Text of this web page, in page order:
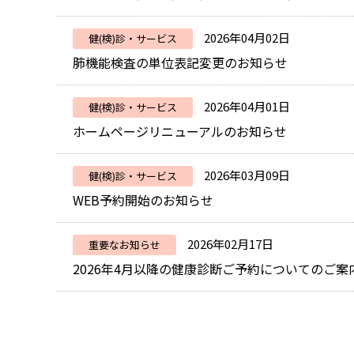
健(検)診・サービス 2026年04月02日
肺機能検査の単位表記変更のお知らせ
健(検)診・サービス 2026年04月01日
ホームページリニューアルのお知らせ
健(検)診・サービス 2026年03月09日
WEB予約開始のお知らせ
重要なお知らせ 2026年02月17日
2026年4月以降の健康診断ご予約についてのご案